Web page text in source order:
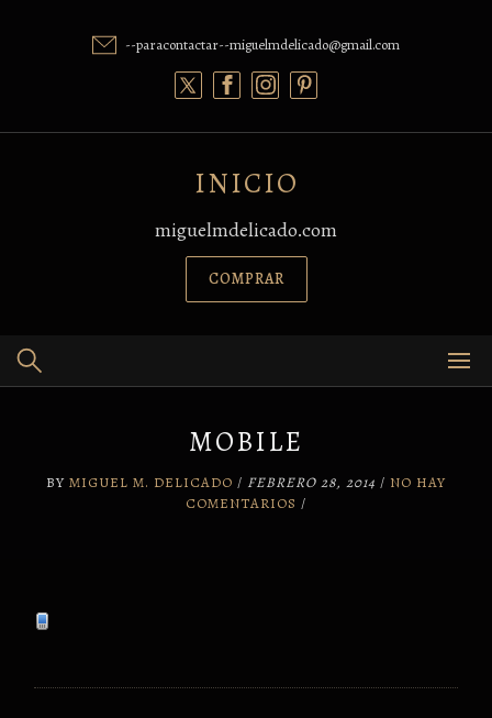
--paracontactar--miguelmdelicado@gmail.com
INICIO
miguelmdelicado.com
COMPRAR
MOBILE
BY MIGUEL M. DELICADO / FEBRERO 28, 2014 / NO HAY
COMENTARIOS /